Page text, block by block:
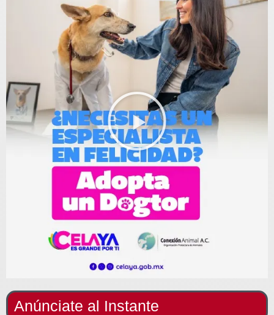
Anúnciate al Instante